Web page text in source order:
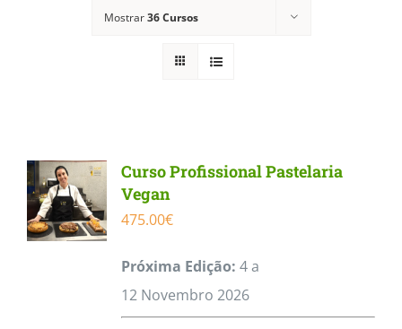
FinanciadoMostrar36 Cursos
Curso Profissional Pastelaria
Vegan
475.00€
Próxima Edição: 4 a
12 Novembro 2026